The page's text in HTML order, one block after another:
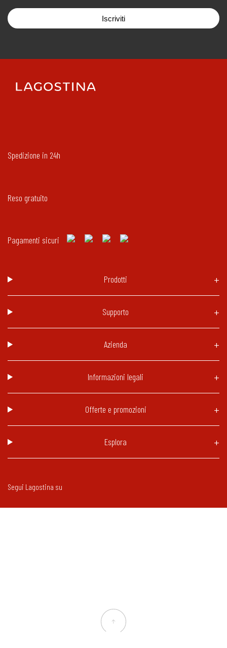
Iscriviti
Spedizione in 24h
Reso gratuito
Pagamenti sicuri
Prodotti
Supporto
Azienda
Informazioni legali
Offerte e promozioni
Esplora
Segui Lagostina su